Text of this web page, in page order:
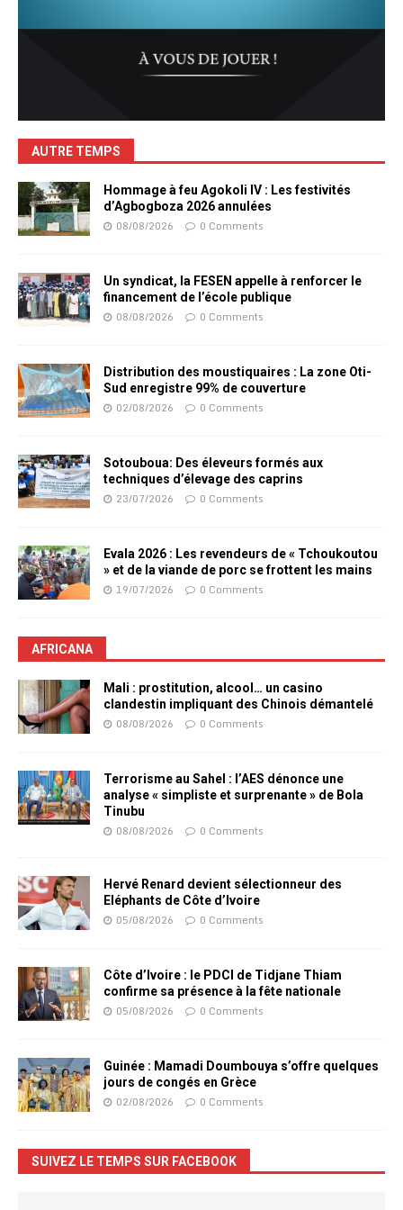
AUTRE TEMPS
Hommage à feu Agokoli IV : Les festivités
d’Agbogboza 2026 annulées
08/08/2026 0 Comments
Un syndicat, la FESEN appelle à renforcer le
financement de l’école publique
08/08/2026 0 Comments
Distribution des moustiquaires : La zone Oti-
Sud enregistre 99% de couverture
02/08/2026 0 Comments
Sotouboua: Des éleveurs formés aux
techniques d’élevage des caprins
23/07/2026 0 Comments
Evala 2026 : Les revendeurs de « Tchoukoutou
» et de la viande de porc se frottent les mains
19/07/2026 0 Comments
AFRICANA
Mali : prostitution, alcool… un casino
clandestin impliquant des Chinois démantelé
08/08/2026 0 Comments
Terrorisme au Sahel : l’AES dénonce une
analyse « simpliste et surprenante » de Bola
Tinubu
08/08/2026 0 Comments
Hervé Renard devient sélectionneur des
Eléphants de Côte d’Ivoire
05/08/2026 0 Comments
Côte d’Ivoire : le PDCI de Tidjane Thiam
confirme sa présence à la fête nationale
05/08/2026 0 Comments
Guinée : Mamadi Doumbouya s’offre quelques
jours de congés en Grèce
02/08/2026 0 Comments
SUIVEZ LE TEMPS SUR FACEBOOK